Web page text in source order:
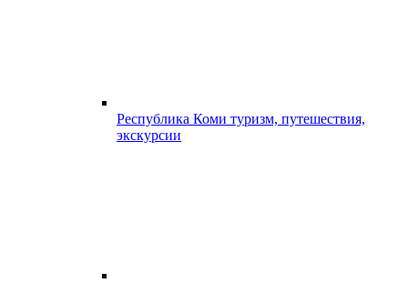
Республика Коми туризм, путешествия,
экскурсии